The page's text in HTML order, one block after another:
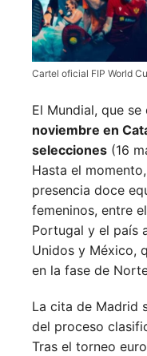
Cartel oficial FIP World
El Mundial, que
noviembre en
selecciones (16
Hasta el
presencia doce
femeninos, entre
Portugal y el país
Unidos y México,
en la fase de
La cita de Madrid
del proceso
Tras el torneo